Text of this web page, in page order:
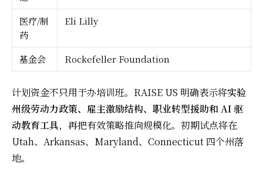
医疗/制
药
Eli Lilly
基金会 Rockefeller Foundation
计划资金不只用于办培训班。RAISE US 明确表示将实验
州级劳动力政策、雇主激励结构、职业转型援助和 AI 驱
动教育工具，再把有效策略推向规模化。初期试点将在
Utah、Arkansas、Maryland、Connecticut 四个州落
地。